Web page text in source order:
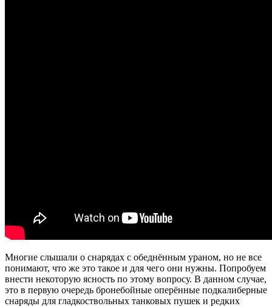
Многие слышали о снарядах с обеднённым ураном, но не все
понимают, что же это такое и для чего они нужны. Попробуем
внести некоторую ясность по этому вопросу. В данном случае,
это в первую очередь бронебойные оперённые подкалиберные
снаряды для гладкоствольных танковых пушек и редких